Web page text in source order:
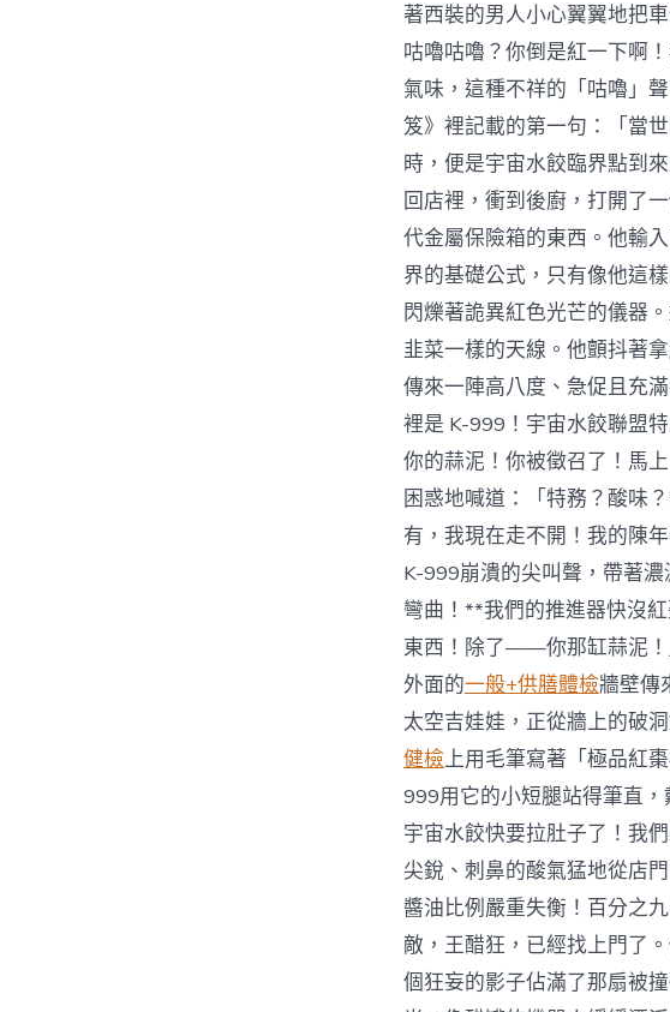
著西裝的男人小心翼翼地把
咕嚕咕嚕？你倒是紅一下啊
氣味，這種不祥的「咕嚕」
笈》裡記載的第一句：「當
時，便是宇宙水餃臨界點到
回店裡，衝到後廚，打開了
代金屬保險箱的東西。他輸
界的基礎公式，只有像他這
閃爍著詭異紅色光芒的儀器
韭菜一樣的天線。他顫抖著
傳來一陣高八度、急促且充
裡是 K-999！宇宙水餃聯盟
你的蒜泥！你被徵召了！馬
困惑地喊道：「特務？酸味
有，我現在走不開！我的陳
K-999崩潰的尖叫聲，帶著
彎曲！**我們的推進器快沒
東西！除了——你那缸蒜泥！
外面的一般+供膳體檢牆壁傳
太空吉娃娃，正從牆上的破
健檢上用毛筆寫著「極品紅
999用它的小短腿站得筆直
宇宙水餃快要拉肚子了！我
尖銳、刺鼻的酸氣猛地從店
醬油比例嚴重失衡！百分之
敵，王醋狂，已經找上門了
個狂妄的影子佔滿了那扇被